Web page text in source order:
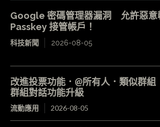
Google 密碼管理器漏洞 允許惡意
Passkey 接管帳戶！
科技新聞 2026-08-05
改進投票功能．@所有人．類似群
群組對話功能升級
流動應用 2026-08-05